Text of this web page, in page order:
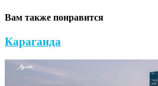
Вам также понравится
Караганда